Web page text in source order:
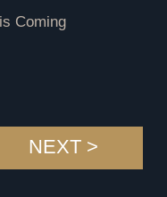
Coming
NEXT >